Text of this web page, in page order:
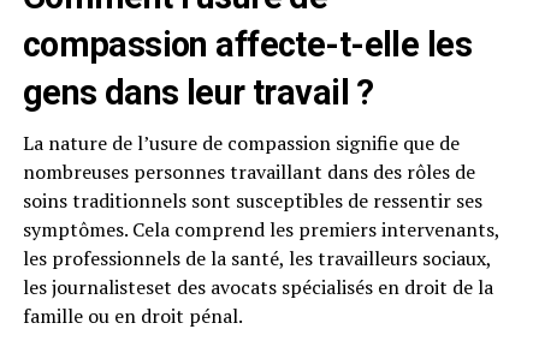
compassion affecte-t-elle les
gens dans leur travail ?
La nature de l’usure de compassion signifie que de
nombreuses personnes travaillant dans des rôles de
soins traditionnels sont susceptibles de ressentir ses
symptômes. Cela comprend les premiers intervenants,
les professionnels de la santé, les travailleurs sociaux,
les journalisteset des avocats spécialisés en droit de la
famille ou en droit pénal.